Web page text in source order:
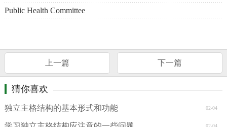
Public Health Committee
上一篇 下一篇
猜你喜欢
02-04
独立主格结构的基本形式和功能